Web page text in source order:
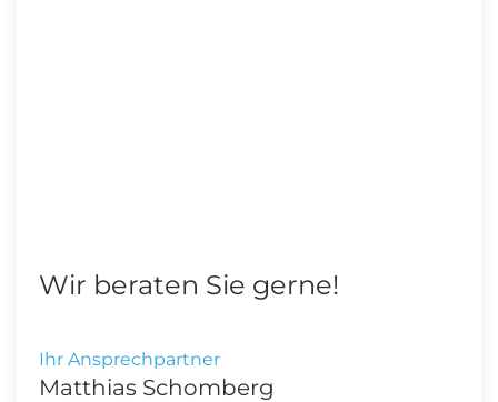
Wir beraten Sie gerne!
Ihr Ansprechpartner
Matthias Schomberg